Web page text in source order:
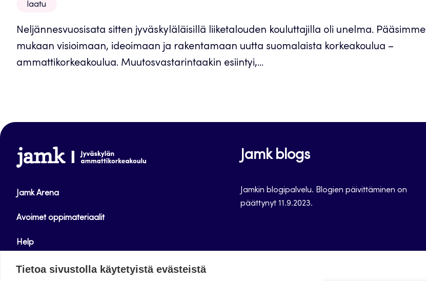
laatu
Neljännesvuosisata sitten jyväskyläläisillä liiketalouden kouluttajilla oli unelma. Pääsimme
mukaan visioimaan, ideoimaan ja rakentamaan uutta suomalaista korkeakoulua –
ammattikorkeakoulua. Muutosvastarintaakin esiintyi,...
www.jamk.fi
Jamk Arena
Avoimet oppimateriaalit
Help
Verkkolehdet
Jamk blogs
Jamkin blogipalvelu. Blogien päivittäminen on
päättynyt 11.9.2023.
Tietoa sivustolla käytetyistä evästeistä